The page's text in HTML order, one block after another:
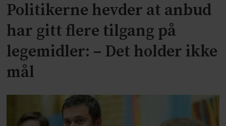
Politikerne hevder at anbud
har gitt flere tilgang på
legemidler: – Det holder ikke
mål